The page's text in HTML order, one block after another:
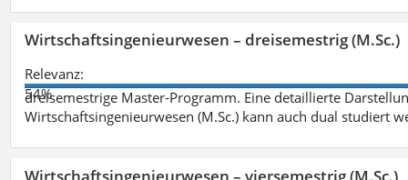
Wirtschaftsingenieurwesen – dreisemestrig (M.Sc.)
Relevanz:
54%
dreisemestrige Master-Programm. Eine detaillierte
Wirtschaftsingenieurwesen (M.Sc.) kann auch dual studiert
Wirtschaftsingenieurwesen – viersemestrig (M.Sc.)